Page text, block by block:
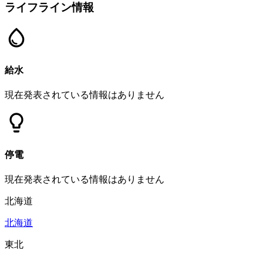
ライフライン情報
給水
現在発表されている情報はありません
停電
現在発表されている情報はありません
北海道
北海道
東北